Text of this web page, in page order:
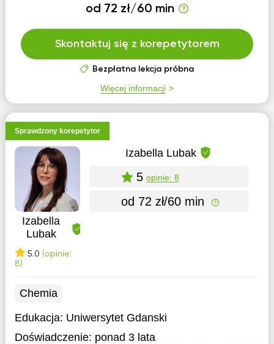
od 72 zł/60 min
Skontaktuj się z korepetytorem
Bezpłatna lekcja próbna
Więcej informacji
Sprawdzony korepetytor
Izabella
Lubak
5.0 (opinie:
8)
Izabella Lubak
5 opinie: 8
od 72 zł/60 min
Chemia
Edukacja: Uniwersytet Gdanski
Doświadczenie: ponad 3 lata